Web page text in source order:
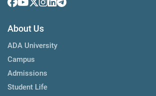
About Us
ADA University
Campus
Admissions
Student Life